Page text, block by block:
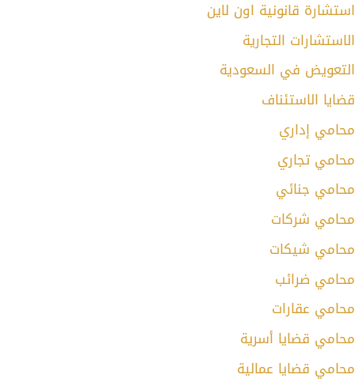
قانونية اون لاين
التجارية
في السعودية
الاستئناف
إداري
تجاري
جنائي
شركات
شيكات
ضرائب
عقارات
قضايا أسرية
قضايا عمالية